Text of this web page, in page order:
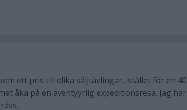
ett pris till olika säljtävlingar, istället för en
åka på en äventyyrlig expeditionsresa. Jag